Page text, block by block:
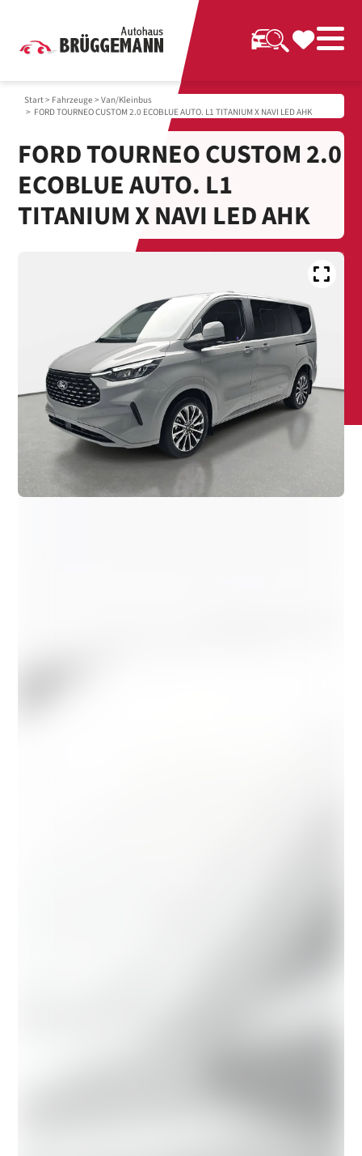
Start> Fahrzeuge >Van/Kleinbus
> FORD TOURNEO CUSTOM 2.0 ECOBLUE AUTO. L1 TITANIUM X NAVI LED AHK
FORD TOURNEO CUSTOM 2.0
ECOBLUE AUTO. L1
TITANIUM X NAVI LED AHK